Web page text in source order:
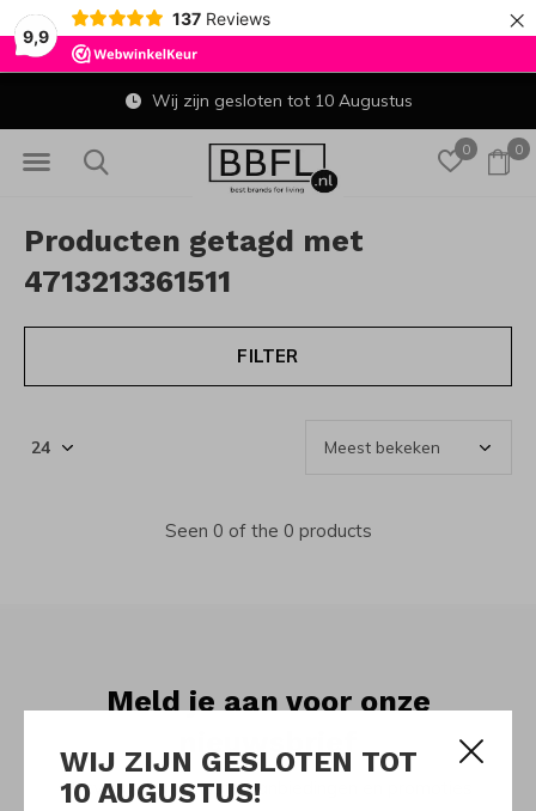
9,9
137 Reviews ×
WIJ ZIJN GESLOTEN TOT
10 AUGUSTUS!
0 0
Wij zijn gesloten tot 10 Augustus
Producten getagd met
4713213361511
FILTER
Seen 0 of the 0 products
Meld je aan voor onze
Ontvang de nieuwste aanbiedingen en promoties